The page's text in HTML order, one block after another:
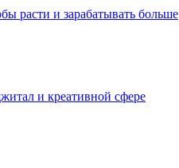
расти и зарабатывать больше
и креативной сфере